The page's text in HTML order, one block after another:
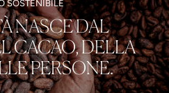
SOSTENIBILE
NASCE DAL
CACAO, DELLA
PERSONE.